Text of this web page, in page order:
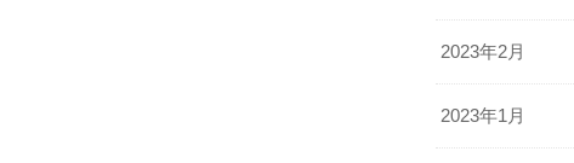
2023年2月
2023年1月